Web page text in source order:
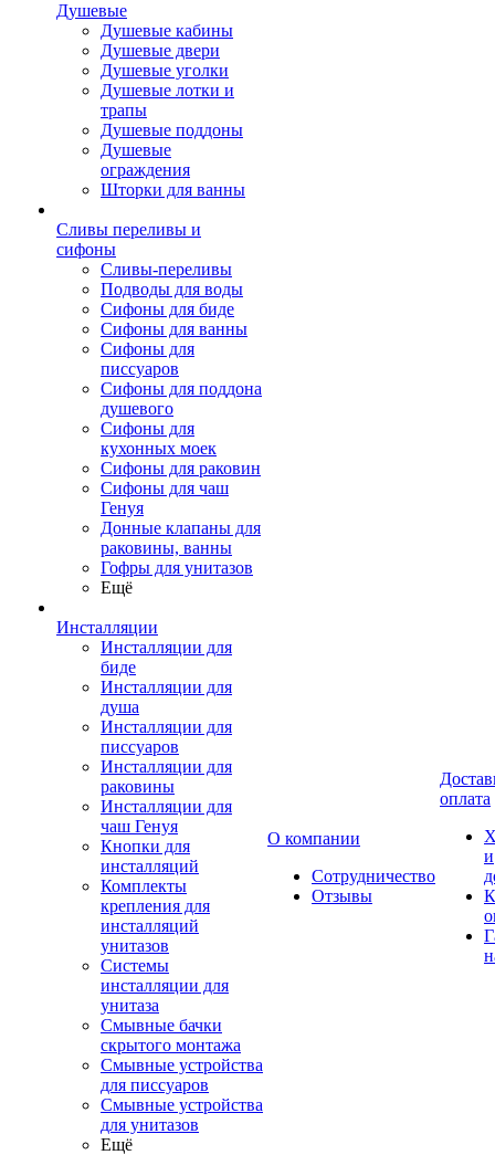
Душевые
Душевые кабины
Душевые двери
Душевые уголки
Душевые лотки и
трапы
Душевые поддоны
Душевые
ограждения
Шторки для ванны
Сливы переливы и
сифоны
Сливы-переливы
Подводы для воды
Сифоны для биде
Сифоны для ванны
Сифоны для
писсуаров
Сифоны для поддона
душевого
Сифоны для
кухонных моек
Сифоны для раковин
Сифоны для чаш
Генуя
Донные клапаны для
раковины, ванны
Гофры для унитазов
Ещё
Инсталляции
Инсталляции для
биде
Инсталляции для
душа
Инсталляции для
писсуаров
Инсталляции для
раковины
Инсталляции для
чаш Генуя
Кнопки для
инсталляций
Комплекты
крепления для
инсталляций
унитазов
Системы
инсталляции для
унитаза
Смывные бачки
скрытого монтажа
Смывные устройства
для писсуаров
Смывные устройства
для унитазов
Ещё
О компании
Сотрудничество
Отзывы
оплата
и